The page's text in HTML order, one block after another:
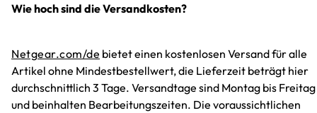
Wie hoch sind die Versandkosten?
Netgear.com/de bietet einen kostenlosen Versand für alle
Artikel ohne Mindestbestellwert, die Lieferzeit beträgt hier
durchschnittlich 3 Tage. Versandtage sind Montag bis Freitag
und beinhalten Bearbeitungszeiten. Die voraussichtlichen